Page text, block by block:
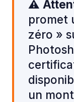
⚠️
promet
zéro »
un